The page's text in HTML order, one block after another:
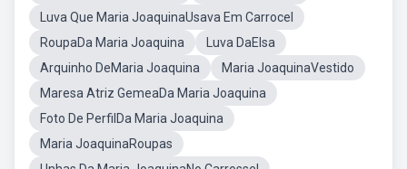
Luva Que Maria JoaquinaUsava Em Carrocel
RoupaDa Maria Joaquina
Luva DaElsa
Arquinho DeMaria Joaquina
Maria JoaquinaVestido
Maresa Atriz GemeaDa Maria Joaquina
Foto De PerfilDa Maria Joaquina
Maria JoaquinaRoupas